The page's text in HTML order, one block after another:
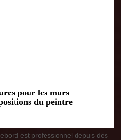
pour les murs
du peintre
est professionnel depuis des